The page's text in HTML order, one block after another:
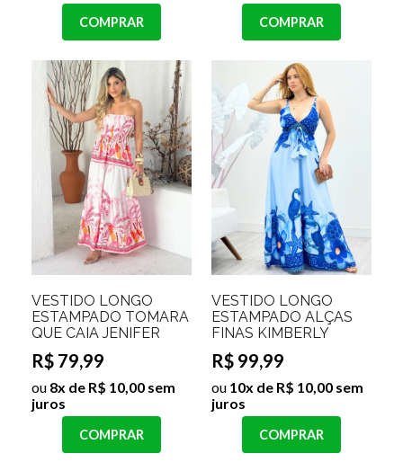
COMPRAR COMPRAR
VESTIDO LONGO
ESTAMPADO TOMARA
QUE CAIA JENIFER
R$ 79,99
ou 8x de R$ 10,00 sem
juros
COMPRAR
VESTIDO LONGO
ESTAMPADO ALÇAS
FINAS KIMBERLY
R$ 99,99
ou 10x de R$ 10,00 sem
juros
COMPRAR